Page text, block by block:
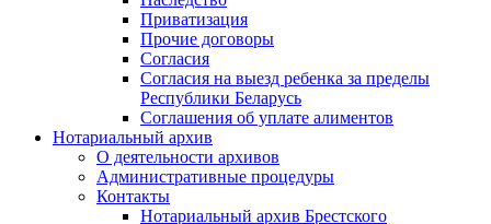
Приватизация
Прочие договоры
Согласия
Согласия на выезд ребенка за пределы
Республики Беларусь
Соглашения об уплате алиментов
Нотариальный архив
О деятельности архивов
Административные процедуры
Контакты
Нотариальный архив Брестского